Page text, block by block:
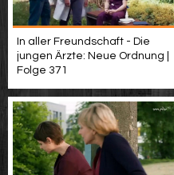
In aller Freundschaft - Die
jungen Ärzte: Neue Ordnung |
Folge 371